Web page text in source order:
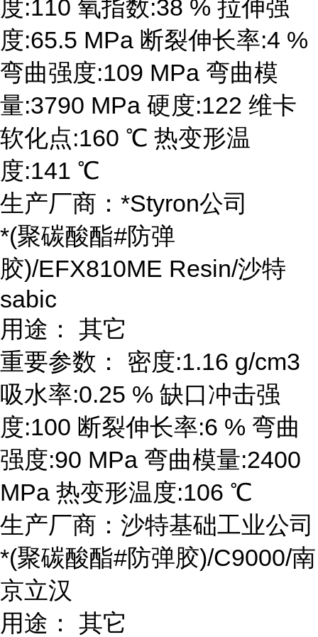
度:110 氧指数:38 % 拉伸强
度:65.5 MPa 断裂伸长率:4 %
弯曲强度:109 MPa 弯曲模
量:3790 MPa 硬度:122 维卡
软化点:160 ℃ 热变形温
度:141 ℃
生产厂商：*Styron公司
*(聚碳酸酯#防弹
胶)/EFX810ME Resin/沙特
sabic
用途： 其它
重要参数： 密度:1.16 g/cm3
吸水率:0.25 % 缺口冲击强
度:100 断裂伸长率:6 % 弯曲
强度:90 MPa 弯曲模量:2400
MPa 热变形温度:106 ℃
生产厂商：沙特基础工业公司
*(聚碳酸酯#防弹胶)/C9000/南
京立汉
用途： 其它